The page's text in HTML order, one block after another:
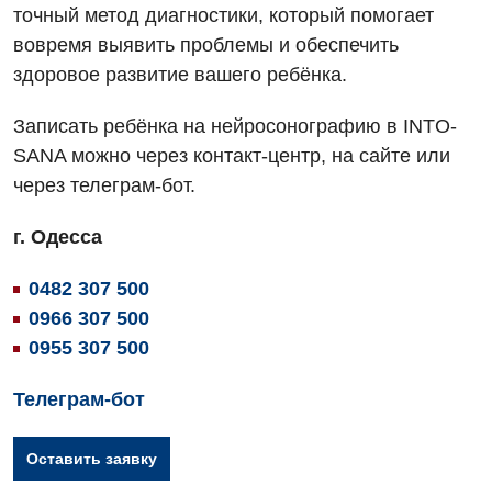
Терапия
Травматологическое отделение
Физиотерапия
Хирургическое отделение
Для детей
Детская гастроэнтерология
Детская гинекология
точный метод диагностики, который помогает
вовремя выявить проблемы и обеспечить
здоровое развитие вашего ребёнка.
Записать ребёнка на нейросонографию в INTO-
SANA можно через контакт-центр, на сайте или
через телеграм-бот.
г. Одесса
0482 307 500
0966 307 500
0955 307 500
Телеграм-бот
Оставить заявку